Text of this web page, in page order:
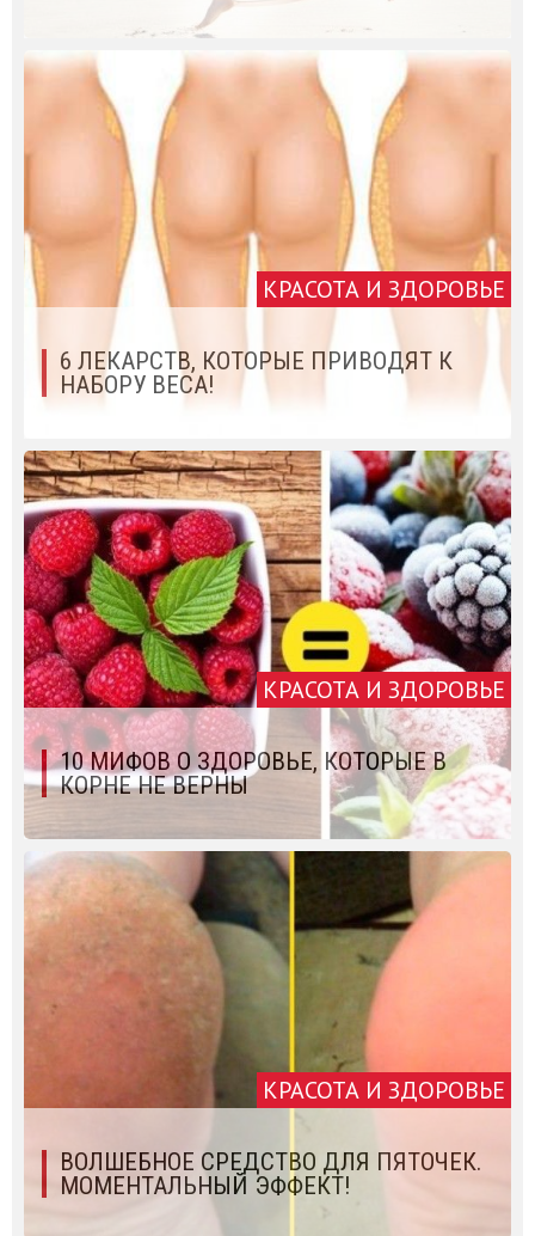
КРАСОТА И ЗДОРОВЬЕ
6 ЛЕКАРСТВ, КОТОРЫЕ ПРИВОДЯТ К
НАБОРУ ВЕСА!
КРАСОТА И ЗДОРОВЬЕ
10 МИФОВ О ЗДОРОВЬЕ, КОТОРЫЕ В
КОРНЕ НЕ ВЕРНЫ
КРАСОТА И ЗДОРОВЬЕ
ВОЛШЕБНОЕ СРЕДСТВО ДЛЯ ПЯТОЧЕК.
МОМЕНТАЛЬНЫЙ ЭФФЕКТ!